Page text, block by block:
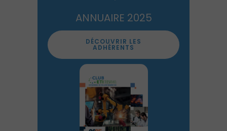
ANNUAIRE 2025
DÉCOUVRIR LES
ADHÉRENTS